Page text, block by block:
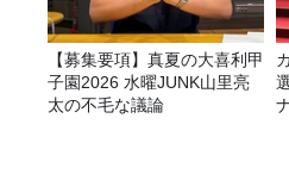
【募集要項】真夏の大喜利甲
子園2026 水曜JUNK山里亮
太の不毛な議論